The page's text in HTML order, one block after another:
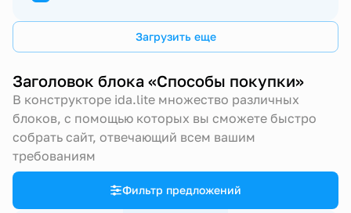
Загрузить еще
Заголовок блока «Способы покупки»
В конструкторе ida.lite множество различных
блоков, с помощью которых вы сможете быстро
собрать сайт, отвечающий всем вашим
требованиям
Фильтр предложений